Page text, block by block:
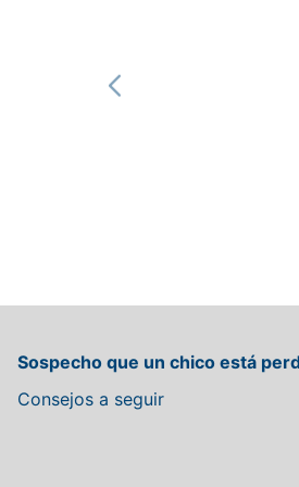
Sospecho que un chico está
Consejos a seguir